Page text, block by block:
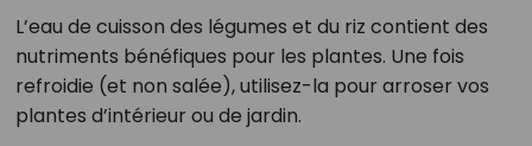
L’eau de cuisson des légumes et du riz contient des
nutriments bénéfiques pour les plantes. Une fois
refroidie (et non salée), utilisez-la pour arroser vos
plantes d’intérieur ou de jardin.